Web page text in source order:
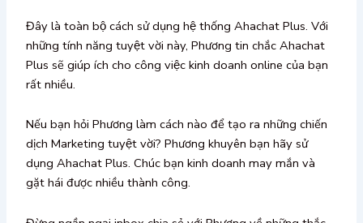
Đây là toàn bộ cách sử dụng hệ thống Ahachat Plus. Với
những tính năng tuyệt vời này, Phương tin chắc Ahachat
Plus sẽ giúp ích cho công việc kinh doanh online của bạn
rất nhiều.
Nếu bạn hỏi Phương làm cách nào để tạo ra những chiến
dịch Marketing tuyệt vời? Phương khuyên bạn hãy sử
dụng Ahachat Plus. Chúc bạn kinh doanh may mắn và
gặt hái được nhiều thành công.